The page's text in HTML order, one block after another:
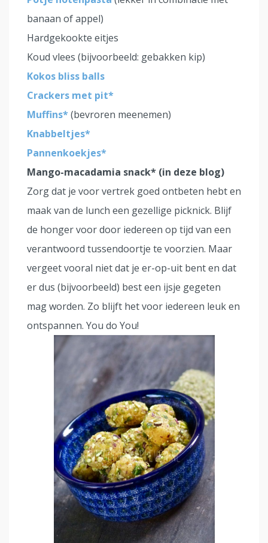
banaan of appel)
Hardgekookte eitjes
Koud vlees (bijvoorbeeld: gebakken kip)
Kokos bliss balls
Crackers met pit*
Muffins*(bevroren meenemen)
Knabbeltjes*
Pannenkoekjes*
Mango-macadamia snack* (in deze blog)
Zorg dat je voor vertrek goed ontbeten hebt en
maak van de lunch een gezellige picknick. Blijf
de honger voor door iedereen op tijd van een
verantwoord tussendoortje te voorzien. Maar
vergeet vooral niet dat je er-op-uit bent en dat
er dus (bijvoorbeeld) best een ijsje gegeten
mag worden. Zo blijft het voor iedereen leuk en
ontspannen. You do You!